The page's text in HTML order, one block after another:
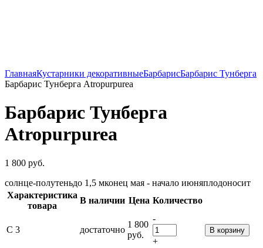
ГлавнаяКустарники декоративныеБарбарисБарбарис Тунберга
Барбарис Тунберга Atropurpurea
Барбарис Тунберга
Atropurpurea
1 800 руб.
солнце-полутеньдо 1,5 мконец мая - начало июняплодоносит
Характеристика
товара
В наличии Цена Количество
С 3 достаточно
1 800
руб.
-
+
В корзину